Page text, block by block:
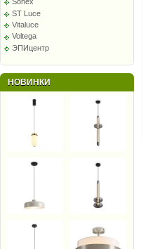
ST Luce
Vitaluce
Voltega
ЭПИцентр
НОВИНКИ